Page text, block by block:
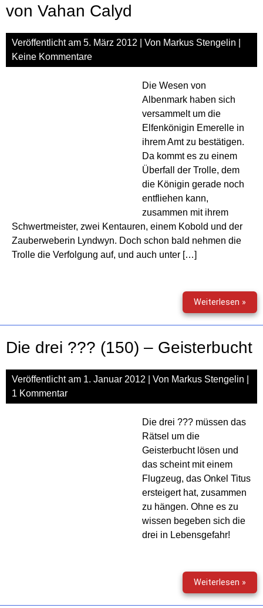
dem
von Vahan Calyd
Veröffentlicht am 5. März 2012 | Von Markus Stengelin
Keine Kommentare
Die Wesen von
Albenmark haben sich
versammelt um die
Elfenkönigin Emerelle in
ihrem Amt zu bestätigen.
Da kommt es zu einem
Überfall der Trolle, dem
die Königin gerade noch
entfliehen kann,
zusammen mit ihrem
Schwertmeister, zwei Kentauren, einem Kobold und der
Zauberweberin Lyndwyn. Doch schon bald nehmen die
Trolle die Verfolgung auf, und auch unter […]
Weiterlesen »Die
(01)
Der
von
Die drei ??? (150) – Geisterbucht
Veröffentlicht am 1. Januar 2012 | Von Markus Stengelin
1 Kommentar
Die drei ??? müssen das
Rätsel um die
Geisterbucht lösen und
das scheint mit einem
Flugzeug, das Onkel Titus
ersteigert hat, zusammen
zu hängen. Ohne es zu
wissen begeben sich die
drei in Lebensgefahr!
Weiterlesen »Die
drei